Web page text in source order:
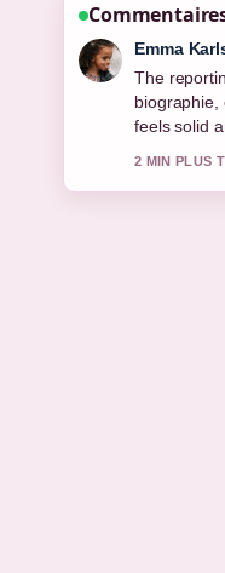
Lucas
Good
Mauresmo
More
4 MIN PLUS